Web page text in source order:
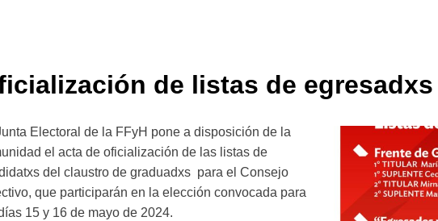
de listas de egresadxs
Electoral de la FFyH pone a disposición de la
el acta de oficialización de las listas de
del claustro de graduadxs para el Consejo
que participarán en la elección convocada para
15 y 16 de mayo de 2024.